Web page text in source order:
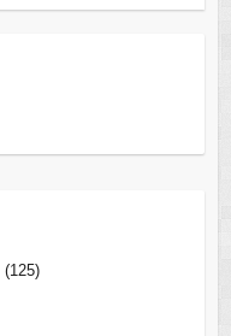
(125)